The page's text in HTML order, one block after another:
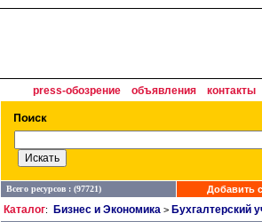
press-обозрение объявления контакты
Всего ресурсов : (97721) Добавить
Каталог: Бизнес и Экономика > Бухгалтерский